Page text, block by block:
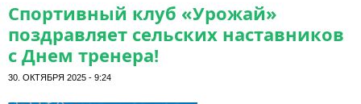
Спортивный клуб «Урожай»
поздравляет сельских наставников
с Днем тренера!
30. ОКТЯБРЯ 2025 - 9:24